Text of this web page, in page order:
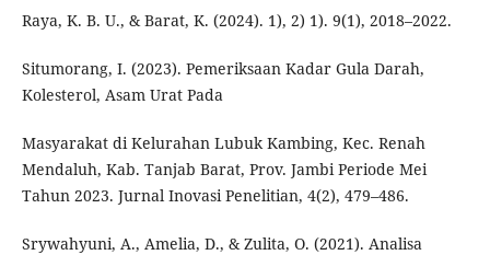
Raya, K. B. U., & Barat, K. (2024). 1), 2) 1). 9(1), 2018–2022.
Situmorang, I. (2023). Pemeriksaan Kadar Gula Darah,
Kolesterol, Asam Urat Pada
Masyarakat di Kelurahan Lubuk Kambing, Kec. Renah
Mendaluh, Kab. Tanjab Barat, Prov. Jambi Periode Mei
Tahun 2023. Jurnal Inovasi Penelitian, 4(2), 479–486.
Srywahyuni, A., Amelia, D., & Zulita, O. (2021). Analisa